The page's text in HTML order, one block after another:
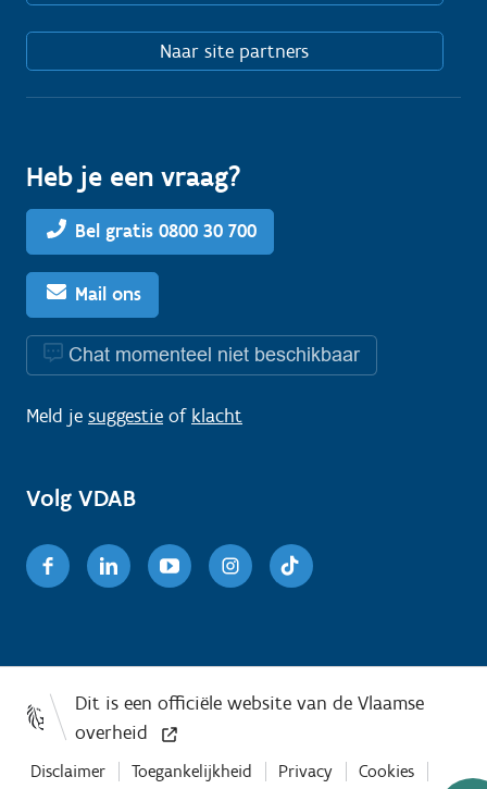
Naar site partners
Heb je een vraag?
Bel gratis 0800 30 700
Mail ons
Chat momenteel niet beschikbaar
Meld je suggestie of klacht
Volg VDAB
FacebookLinkedinYoutubeInstagram
Disclaimer Toegankelijkheid Privacy
Cookies